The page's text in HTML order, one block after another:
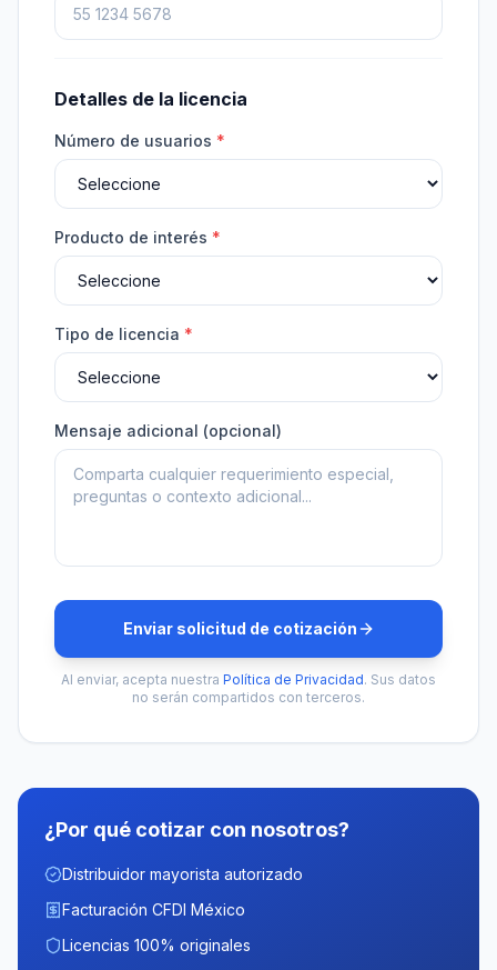
Detalles de la licencia
Número de usuarios *
Producto de interés *
Tipo de licencia *
Mensaje adicional (opcional)
Enviar solicitud de cotización
Al enviar, acepta nuestra Política de Privacidad. Sus datos
no serán compartidos con terceros.
¿Por qué cotizar con nosotros?
Distribuidor mayorista autorizado
Facturación CFDI México
Licencias 100% originales